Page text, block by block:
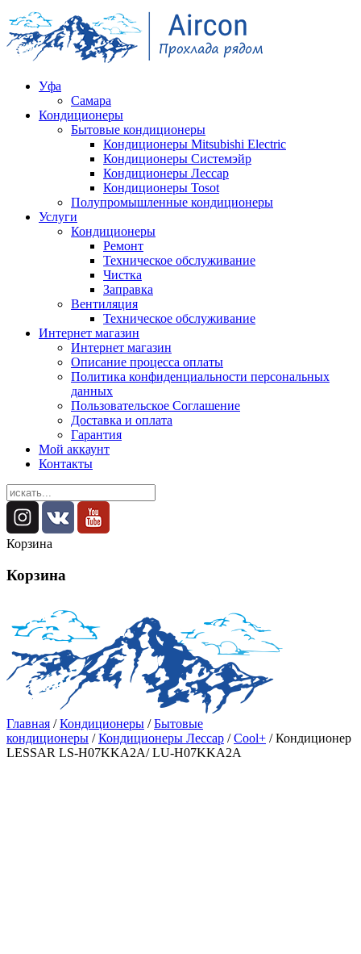
Уфа
Самара
Кондиционеры
Бытовые кондиционеры
Кондиционеры Mitsubishi Electric
Кондиционеры Системэйр
Кондиционеры Лессар
Кондиционеры Tosot
Полупромышленные кондиционеры
Услуги
Кондиционеры
Ремонт
Техническое обслуживание
Чистка
Заправка
Вентиляция
Техническое обслуживание
Интернет магазин
Интернет магазин
Описание процесса оплаты
Политика конфиденциальности персональных
данных
Пользовательское Соглашение
Доставка и оплата
Гарантия
Мой аккаунт
Контакты
Корзина
Корзина
Главная /Кондиционеры /Бытовые
кондиционеры /Кондиционеры Лессар /Cool+ / Кондиционер
LESSAR LS-H07KKA2A/ LU-H07KKA2A